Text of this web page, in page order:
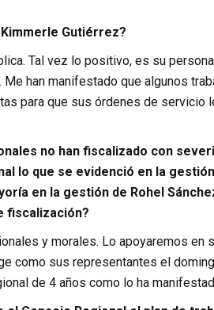
Gutiérrez?
Tal vez lo positivo, es su
han manifestado que algunos
para que sus órdenes de servicio
no han fiscalizado con
lo que se evidenció en la
en la gestión de Rohel
fiscalización?
y morales. Lo apoyaremos en
como sus representantes el
de 4 años como lo ha